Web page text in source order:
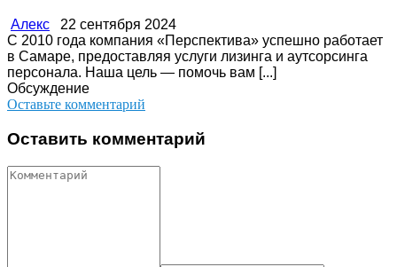
Алекс 22 сентября 2024
С 2010 года компания «Перспектива» успешно работает
в Самаре, предоставляя услуги лизинга и аутсорсинга
персонала. Наша цель — помочь вам [...]
Обсуждение
Оставьте комментарий
Оставить комментарий